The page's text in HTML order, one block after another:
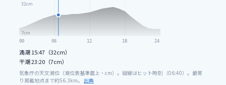
32cm
7cm
00 06 12 18 24
満潮15:47（32cm）
干潮23:20（7cm）
気象庁の天文潮位（潮位表基準面上・cm）。縦線はヒット時刻 （06:40）。最寄
り掲載地点まで約56.3km。 出典